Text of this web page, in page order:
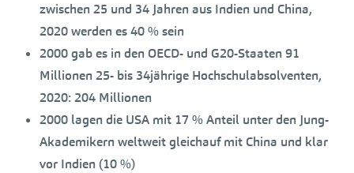
zwischen 25 und 34 Jahren aus Indien und China,
2020 werden es 40 % sein
2000 gab es in den OECD- und G20-Staaten 91
Millionen 25- bis 34jährige Hochschulabsolventen,
2020: 204 Millionen
2000 lagen die USA mit 17 % Anteil unter den Jung-
Akademikern weltweit gleichauf mit China und klar
vor Indien (10 %)